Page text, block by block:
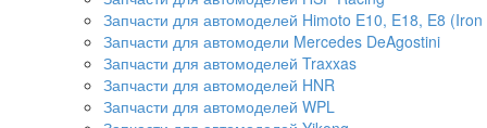
Запчасти для автомоделей Himoto E10, E18, E8
Запчасти для автомодели Mercedes DeAgostini
Запчасти для автомоделей Traxxas
Запчасти для автомоделей HNR
Запчасти для автомоделей WPL